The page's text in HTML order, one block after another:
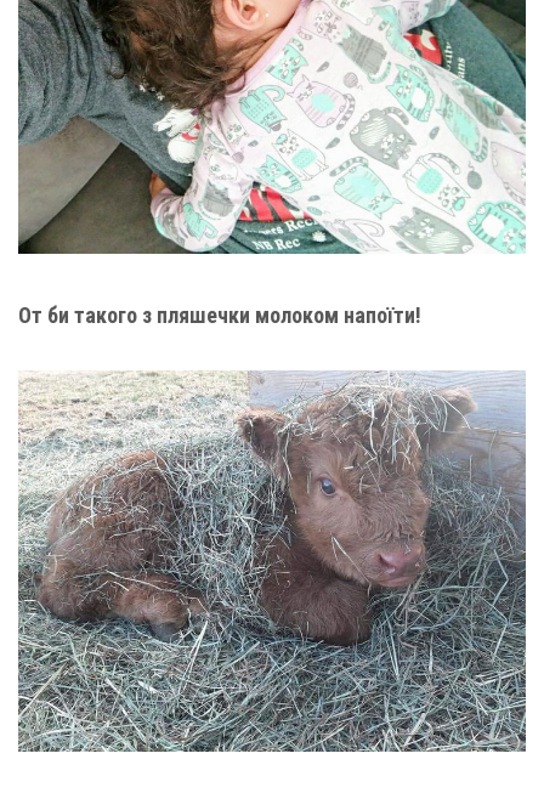
От би такого з пляшечки молоком напоїти!